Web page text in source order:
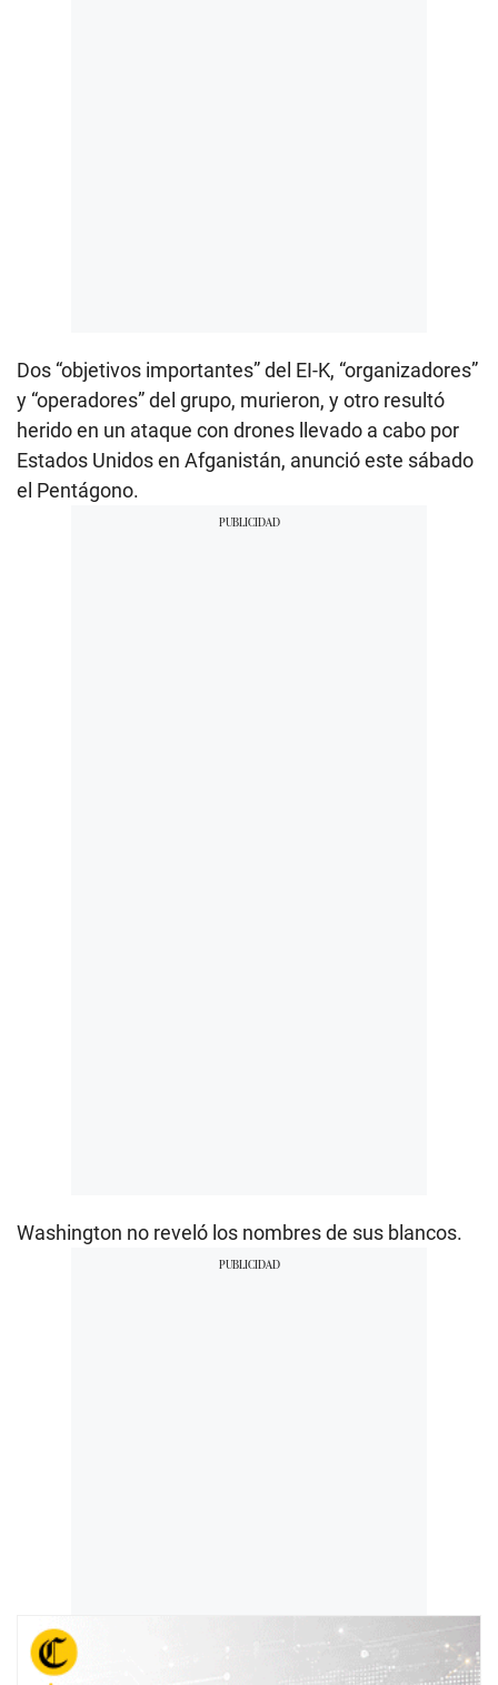
Dos “objetivos importantes” del EI-K, “organizadores”
y “operadores” del grupo, murieron, y otro resultó
herido en un ataque con drones llevado a cabo por
Estados Unidos en Afganistán, anunció este sábado
el Pentágono.
Washington no reveló los nombres de sus blancos.